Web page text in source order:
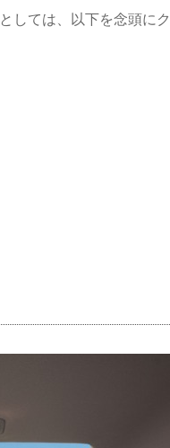
しては、以下を念頭に